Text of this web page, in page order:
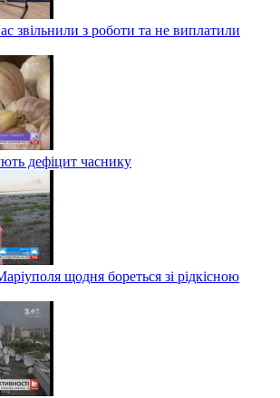
звільнили з роботи та не виплатили
дефіцит часнику
щодня бореться зі рідкісною